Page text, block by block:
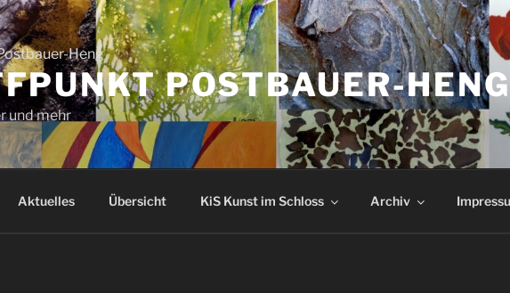
POSTBAUER-HENG
und mehr
Aktuelles Übersicht KiS Kunst im Schloss Archiv